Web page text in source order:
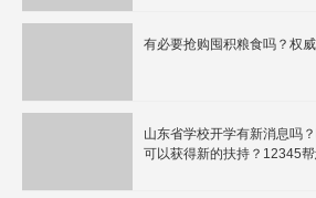
有必要抢购囤积粮食吗？权
山东省学校开学有新消息吗
可以获得新的扶持？12345